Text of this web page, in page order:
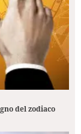
del zodiaco